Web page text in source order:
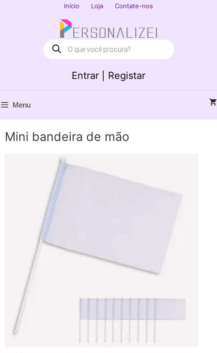
Início Loja Contate-nos
Entrar | Registar
Products
search
Menu
Mini bandeira de mão